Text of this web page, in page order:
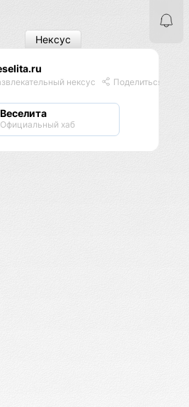
нексус Поделиться
Веселита
Официальный хаб
Нексус